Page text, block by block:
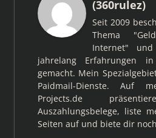
(360rulez)
Seit 2009
Thema
Internet"
jahrelang Erfahrungen
gemacht. Mein
Paidmail-Dienste. Auf
Projects.de
Auszahlungsbelege, liste
Seiten auf und biete dir